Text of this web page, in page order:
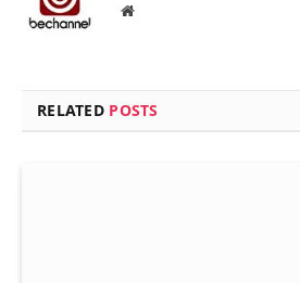
Website
RELATED POSTS